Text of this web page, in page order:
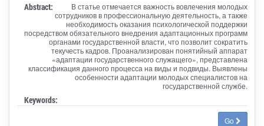
Abstract:
В статье отмечается важность вовлечения молодых
сотрудников в профессиональную деятельность, а также
необходимость оказания психологической поддержки
посредством обязательного внедрения адаптационных программ
органами государственной власти, что позволит сократить
текучесть кадров. Проанализирован понятийный аппарат
«адаптации государственного служащего», представлена
классификация данного процесса на виды и подвиды. Выявлены
особенности адаптации молодых специалистов на
государственной службе.
Keywords:
Go